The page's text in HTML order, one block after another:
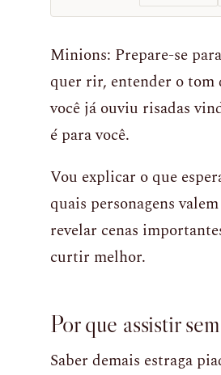
Minions: Prepare-se
quer rir, entender o tom
você já ouviu risadas
é para você.
Vou explicar o que
quais personagens
revelar cenas
curtir melhor.
Por que assistir
Saber demais estraga